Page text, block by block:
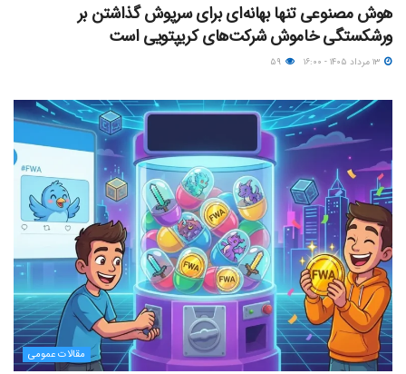
هوش مصنوعی تنها بهانه‌ای برای سرپوش گذاشتن بر
ورشکستگی خاموش شرکت‌های کریپتویی است
مقالات عمومی